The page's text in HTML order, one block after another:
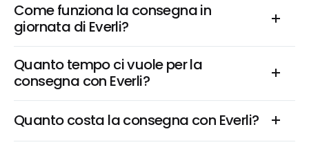
Come funziona la consegna in
giornata di Everli?
Quanto tempo ci vuole per la
consegna con Everli?
Quanto costa la consegna con Everli?